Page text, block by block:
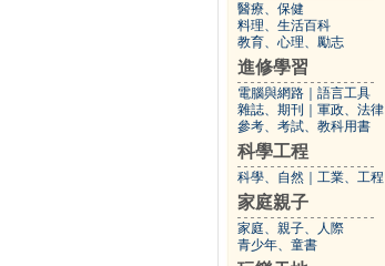
醫療、保健
料理、生活百科
教育、心理、勵志
進修學習
電腦與網路
語言工具
雜誌、期刊
軍政、法律
參考、考試、教科用書
科學工程
科學、自然 工業、工程
家庭親子
家庭、親子、人際
青少年、童書